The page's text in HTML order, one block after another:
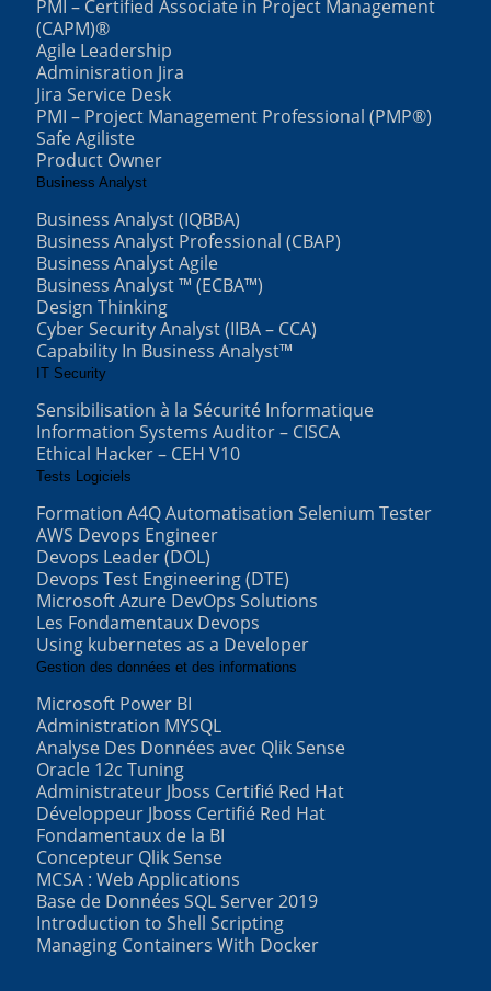
PMI – Certified Associate in Project Management
(CAPM)®
Agile Leadership
Adminisration Jira
Jira Service Desk
PMI – Project Management Professional (PMP®)
Safe Agiliste
Product Owner
Business Analyst
Business Analyst (IQBBA)
Business Analyst Professional (CBAP)
Business Analyst Agile
Business Analyst ™ (ECBA™)
Design Thinking
Cyber Security Analyst (IIBA – CCA)
Capability In Business Analyst™
IT Security
Sensibilisation à la Sécurité Informatique
Information Systems Auditor – CISCA
Ethical Hacker – CEH V10
Tests Logiciels
Formation A4Q Automatisation Selenium Tester
AWS Devops Engineer
Devops Leader (DOL)
Devops Test Engineering (DTE)
Microsoft Azure DevOps Solutions
Les Fondamentaux Devops
Using kubernetes as a Developer
Gestion des données et des informations
Microsoft Power BI
Administration MYSQL
Analyse Des Données avec Qlik Sense
Oracle 12c Tuning
Administrateur Jboss Certifié Red Hat
Développeur Jboss Certifié Red Hat
Fondamentaux de la BI
Concepteur Qlik Sense
MCSA : Web Applications
Base de Données SQL Server 2019
Introduction to Shell Scripting
Managing Containers With Docker